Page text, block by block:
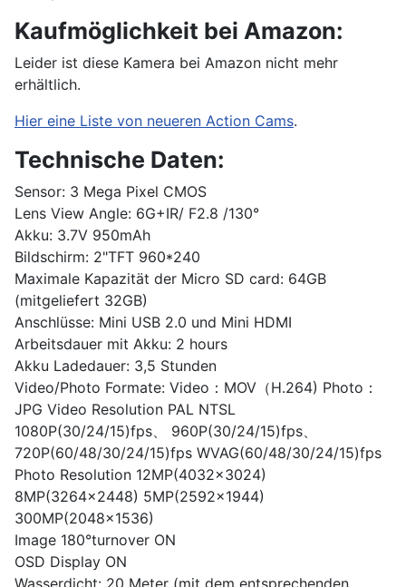
Kaufmöglichkeit bei Amazon:
Leider ist diese Kamera bei Amazon nicht mehr
erhältlich.
Hier eine Liste von neueren Action Cams.
Technische Daten:
Sensor: 3 Mega Pixel CMOS
Lens View Angle: 6G+IR/ F2.8 /130°
Akku: 3.7V 950mAh
Bildschirm: 2"TFT 960*240
Maximale Kapazität der Micro SD card: 64GB
(mitgeliefert 32GB)
Anschlüsse: Mini USB 2.0 und Mini HDMI
Arbeitsdauer mit Akku: 2 hours
Akku Ladedauer: 3,5 Stunden
Video/Photo Formate: Video：MOV（H.264) Photo：
JPG Video Resolution PAL NTSL
1080P(30/24/15)fps、 960P(30/24/15)fps、
720P(60/48/30/24/15)fps WVAG(60/48/30/24/15)fps
Photo Resolution 12MP(4032×3024)
8MP(3264×2448) 5MP(2592×1944)
300MP(2048×1536)
Image 180°turnover ON
OSD Display ON